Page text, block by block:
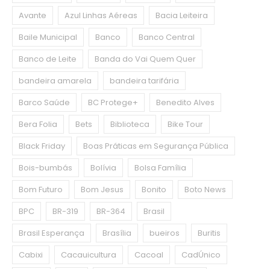
Avante
Azul Linhas Aéreas
Bacia Leiteira
Baile Municipal
Banco
Banco Central
Banco de Leite
Banda do Vai Quem Quer
bandeira amarela
bandeira tarifária
Barco Saúde
BC Protege+
Benedito Alves
Bera Folia
Bets Biblioteca
Bike Tour
Black Friday
Boas Práticas em Segurança Pública
Bois-bumbás
Bolívia
Bolsa Família
Bom Futuro
Bom Jesus Bonito
Boto News
BPC
BR-319 BR-364
Brasil
Brasil Esperança
Brasília bueiros
Buritis
Cabixi
Cacauicultura Cacoal
CadÚnico